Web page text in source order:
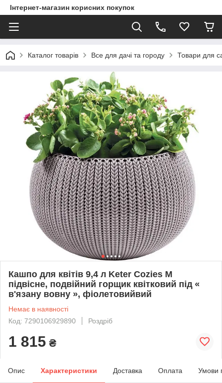
Інтернет-магазин корисних покупок
Каталог товарів Все для дачі та городу Товари для
Кашпо для квітів 9,4 л Keter Cozies M
підвісне, подвійний горщик квітковий під «
в'язану вовну », фіолетовийвий
Немає в наявності
Код: 7290106929890
Роздріб
1 815 ₴
Опис Характеристики Доставка Оплата Умови